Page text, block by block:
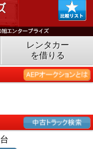
レンタカー
を借りる
台